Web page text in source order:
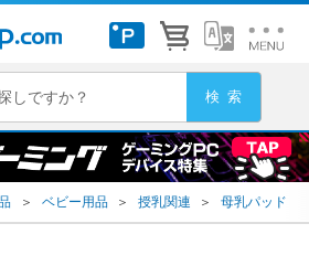
＞ ベビー用品 ＞ 授乳関連 ＞ 母乳パッド